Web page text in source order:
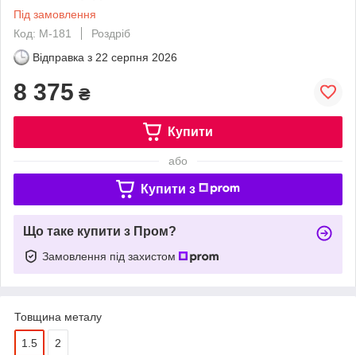
Під замовлення
Код: М-181
Роздріб
Відправка з 22 серпня 2026
8 375 ₴
Купити
або
Купити з
Що таке купити з Пром?
Замовлення під захистом
Товщина металу
1.5 2